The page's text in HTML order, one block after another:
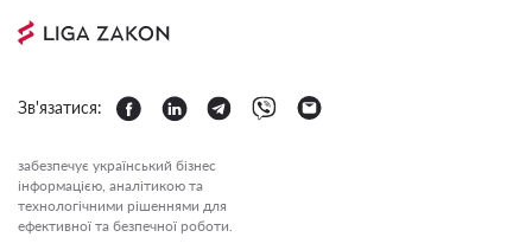
Зв'язатися:
забезпечує український бізнес
інформацією, аналітикою та
технологічними рішеннями для
ефективної та безпечної роботи.